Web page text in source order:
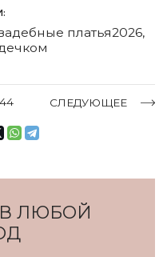
платья2026,
СЛЕДУЮЩЕЕ
ЛЮБОЙ